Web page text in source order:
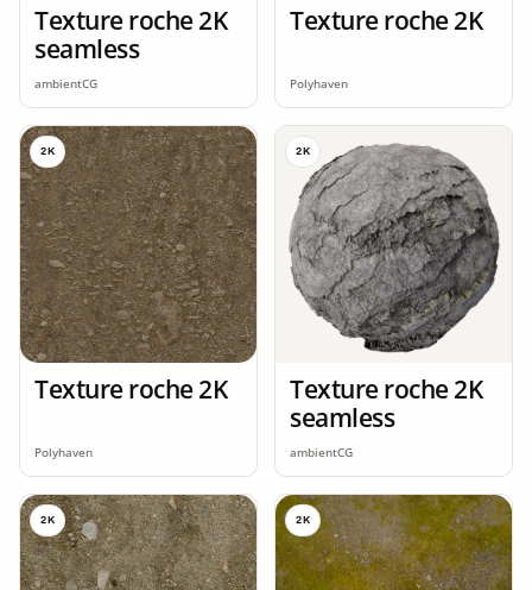
Texture roche 2K
seamless
ambientCG
Texture roche 2K
Polyhaven
2K
Texture roche 2K
Polyhaven
2K
Texture roche 2K
seamless
ambientCG
2K 2K